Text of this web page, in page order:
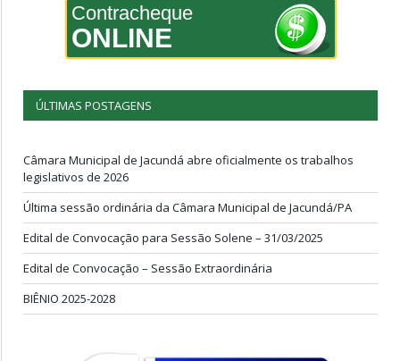
Contracheque
ONLINE
ÚLTIMAS POSTAGENS
Câmara Municipal de Jacundá abre oficialmente os trabalhos
legislativos de 2026
Última sessão ordinária da Câmara Municipal de Jacundá/PA
Edital de Convocação para Sessão Solene – 31/03/2025
Edital de Convocação – Sessão Extraordinária
BIÊNIO 2025-2028